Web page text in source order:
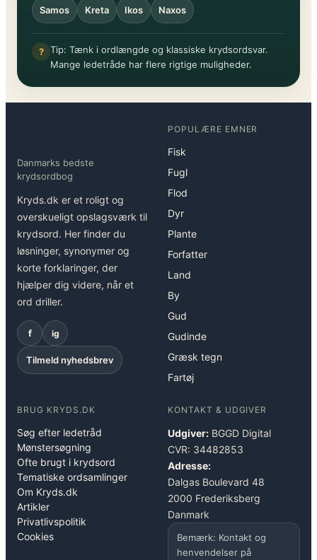
Samos Kreta Ikos Naxos
? Tip: Tænk i ordlængde og klassiske krydsordsvar.
Mange ledetråde har flere rigtige muligheder.
Danmarks bedste
krydsordbog
Kryds.dk er et roligt og
overskueligt opslagsværk til
krydsord. Her finder du
løsninger, synonymer og
korte forklaringer, der
hjælper dig videre, når et
ord driller.
f ig
Tilmeld nyhedsbrev
POPULÆRE EMNER
Fisk
Fugl
Flod
Dyr
Plante
Forfatter
Land
By
Gud
Gudinde
Græsk tegn
Fartøj
BRUG KRYDS.DK
Søg efter ledetråd
Mønstersøgning
Ofte brugt i krydsord
Tematiske ordsamlinger
Om Kryds.dk
Artikler
Privatlivspolitik
Cookies
KONTAKT & UDGIVER
Udgiver: BGGD Digital
CVR: 34482853
Adresse:
Dalgas Boulevard 48
2000 Frederiksberg
Danmark
Bemærk: Kontakt og
henvendelser på